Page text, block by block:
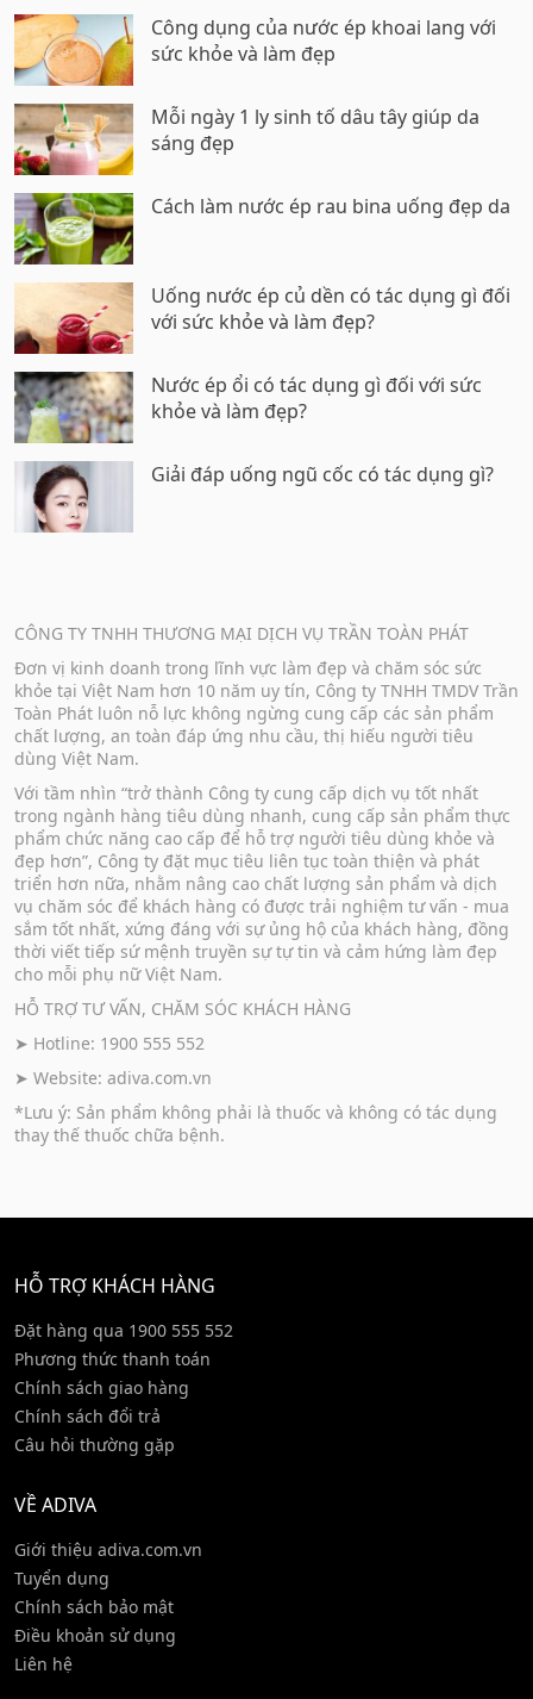
Công dụng của nước ép khoai lang với
sức khỏe và làm đẹp
Mỗi ngày 1 ly sinh tố dâu tây giúp da
sáng đẹp
Cách làm nước ép rau bina uống đẹp da
Uống nước ép củ dền có tác dụng gì đối
với sức khỏe và làm đẹp?
Nước ép ổi có tác dụng gì đối với sức
khỏe và làm đẹp?
Giải đáp uống ngũ cốc có tác dụng gì?
CÔNG TY TNHH THƯƠNG MẠI DỊCH VỤ TRẦN TOÀN PHÁT
Đơn vị kinh doanh trong lĩnh vực làm đẹp và chăm sóc sức
khỏe tại Việt Nam hơn 10 năm uy tín, Công ty TNHH TMDV Trần
Toàn Phát luôn nỗ lực không ngừng cung cấp các sản phẩm
chất lượng, an toàn đáp ứng nhu cầu, thị hiếu người tiêu
dùng Việt Nam.
Với tầm nhìn “trở thành Công ty cung cấp dịch vụ tốt nhất
trong ngành hàng tiêu dùng nhanh, cung cấp sản phẩm thực
phẩm chức năng cao cấp để hỗ trợ người tiêu dùng khỏe và
đẹp hơn”, Công ty đặt mục tiêu liên tục toàn thiện và phát
triển hơn nữa, nhằm nâng cao chất lượng sản phẩm và dịch
vụ chăm sóc để khách hàng có được trải nghiệm tư vấn - mua
sắm tốt nhất, xứng đáng với sự ủng hộ của khách hàng, đồng
thời viết tiếp sứ mệnh truyền sự tự tin và cảm hứng làm đẹp
cho mỗi phụ nữ Việt Nam.
HỖ TRỢ TƯ VẤN, CHĂM SÓC KHÁCH HÀNG
➤ Hotline: 1900 555 552
➤ Website: adiva.com.vn
*Lưu ý: Sản phẩm không phải là thuốc và không có tác dụng
thay thế thuốc chữa bệnh.
HỖ TRỢ KHÁCH HÀNG
Đặt hàng qua 1900 555 552
Phương thức thanh toán
Chính sách giao hàng
Chính sách đổi trả
Câu hỏi thường gặp
VỀ ADIVA
Giới thiệu adiva.com.vn
Tuyển dụng
Chính sách bảo mật
Điều khoản sử dụng
Liên hệ